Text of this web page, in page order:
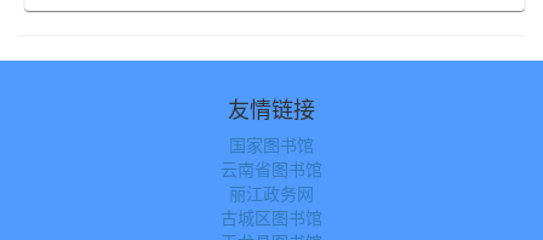
友情链接
国家图书馆
云南省图书馆
丽江政务网
古城区图书馆